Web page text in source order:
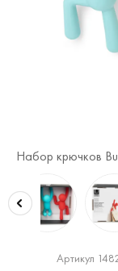
Набор крючков
Артикул